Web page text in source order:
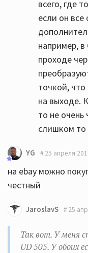
всего, где
если он
например,
проходе
точкой,
на выходе.
то не очень
слишком то
YG 25 апреля
на ebay можно
честный
JaroslavS 25
Так вот. У меня
UD 505. У обоих